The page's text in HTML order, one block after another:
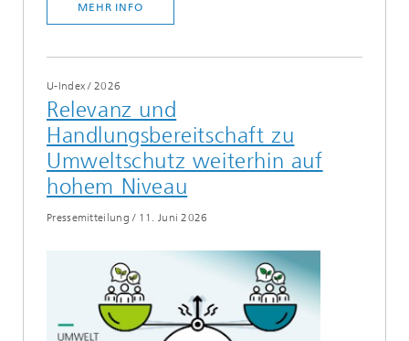
MEHR INFO
U-Index/2026
Relevanz und
Handlungsbereitschaft zu
Umweltschutz weiterhin auf
hohem Niveau
Pressemitteilung / 11. Juni 2026